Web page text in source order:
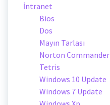
İntranet
Bios
Dos
Mayın Tarlası
Norton Commander
Tetris
Windows 10 Update
Windows 7 Update